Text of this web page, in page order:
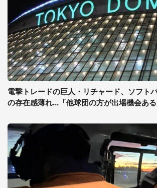
電撃トレードの巨人・リチャード、ソフト
の存在感薄れ...「他球団の方が出場機会あ